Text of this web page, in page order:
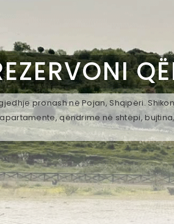
pronash në Pojan, Shqipëri.
qëndrime në shtëpi,